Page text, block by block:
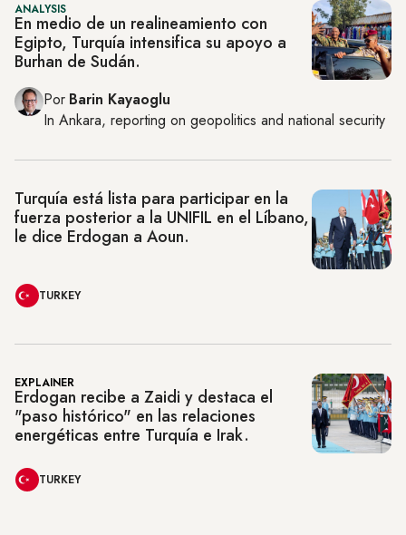
ANALYSIS
En medio de un realineamiento con
Egipto, Turquía intensifica su apoyo a
Burhan de Sudán.
Por Barin Kayaoglu
In Ankara, reporting on geopolitics and national security
Turquía está lista para participar en la
fuerza posterior a la UNIFIL en el Líbano,
le dice Erdogan a Aoun.
TURKEY
EXPLAINER
Erdogan recibe a Zaidi y destaca el
"paso histórico" en las relaciones
energéticas entre Turquía e Irak.
TURKEY